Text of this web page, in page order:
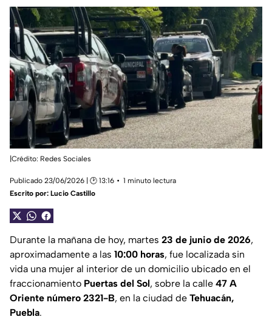
|Crédito: Redes Sociales
Publicado 23/06/2026 | 🕑 13:16
1 minuto lectura
Escrito por: Lucio Castillo
Durante la mañana de hoy, martes 23 de junio de 2026,
aproximadamente a las 10:00 horas, fue localizada sin
vida una mujer al interior de un domicilio ubicado en el
fraccionamiento Puertas del Sol, sobre la calle 47 A
Oriente número 2321-B, en la ciudad de Tehuacán,
Puebla.